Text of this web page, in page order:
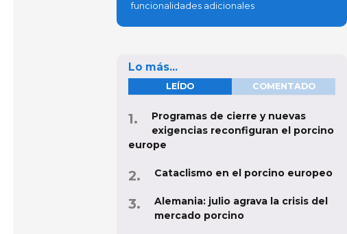
funcionalidades adicionales
Lo más...
LEÍDO COMENTADO
Programas de cierre y nuevas
exigencias reconfiguran el porcino
europe
Cataclismo en el porcino europeo
Alemania: julio agrava la crisis del
mercado porcino